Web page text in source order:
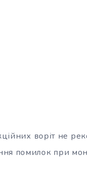
воріт не
помилок при